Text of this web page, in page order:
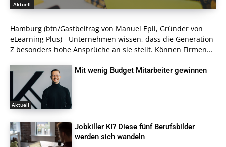
Aktuell
Hamburg (btn/Gastbeitrag von Manuel Epli, Gründer von
eLearning Plus) - Unternehmen wissen, dass die Generation
Z besonders hohe Ansprüche an sie stellt. Können Firmen...
Aktuell
Mit wenig Budget Mitarbeiter gewinnen
Jobkiller KI? Diese fünf Berufsbilder
werden sich wandeln